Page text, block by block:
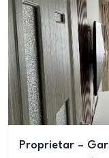
Proprietar –